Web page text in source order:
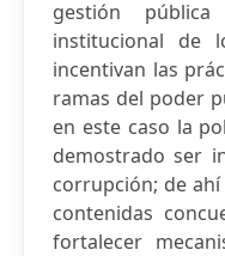
gestión
institucional de
incentivan las
ramas del poder
en este caso la
demostrado ser
corrupción; de
contenidas
fortalecer